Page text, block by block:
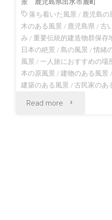
的
な
古
い
落ち着いた風景 / 鹿児島の
木のある風景 / 鹿児島県 /古
み /重要伝統的建造物群保存
日本の絶景 /島の風景 /情緒
風景 /一人旅におすすめの場
本の原風景 /建物のある風景 /
建築のある風景 /古民家のあ
Read more "出